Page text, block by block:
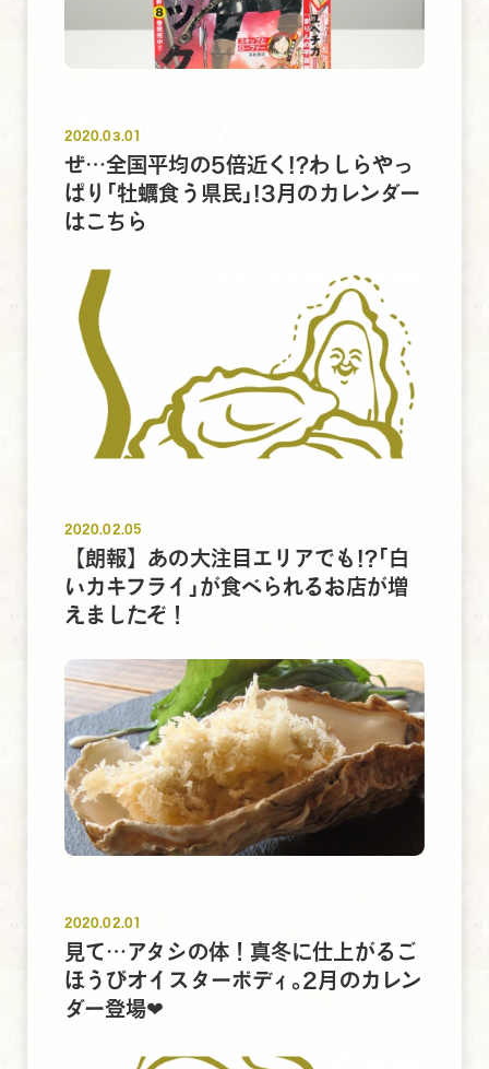
2020.03.01
ぜ…全国平均の5倍近く!?わしらやっ
ぱり｢牡蠣食う県民｣!3月のカレンダー
はこちら
2020.02.05
【朗報】あの大注目エリアでも!?｢白
いカキフライ｣が食べられるお店が増
えましたぞ！
2020.02.01
見て…アタシの体！真冬に仕上がるご
ほうびオイスターボディ｡2月のカレン
ダー登場❤